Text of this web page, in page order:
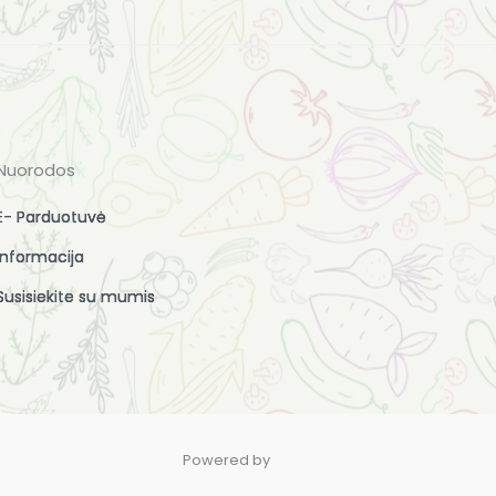
Parduotuvė
su mumis
Powered by